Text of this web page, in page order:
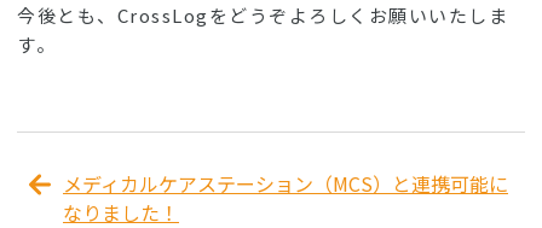
今後とも、CrossLogをどうぞよろしくお願いいたしま
す。
メディカルケアステーション（MCS）と連携可能に
なりました！